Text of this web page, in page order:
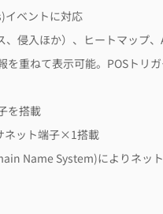
ベントに対応
侵入ほか）、ヒートマップ
重ねて表示可能。POSトリ
を搭載
ネット端子×1搭載
Name System)によりネッ